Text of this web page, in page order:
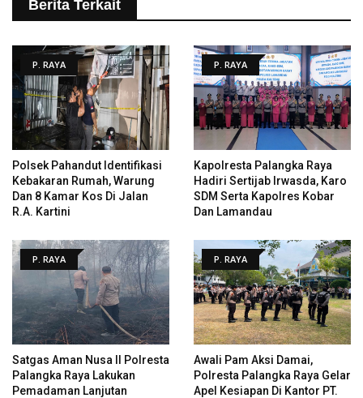
Berita Terkait
P. RAYA
Polsek Pahandut Identifikasi
Kebakaran Rumah, Warung
Dan 8 Kamar Kos Di Jalan
R.A. Kartini
P. RAYA
Kapolresta Palangka Raya
Hadiri Sertijab Irwasda, Karo
SDM Serta Kapolres Kobar
Dan Lamandau
P. RAYA
Satgas Aman Nusa II Polresta
Palangka Raya Lakukan
Pemadaman Lanjutan
P. RAYA
Awali Pam Aksi Damai,
Polresta Palangka Raya Gelar
Apel Kesiapan Di Kantor PT.